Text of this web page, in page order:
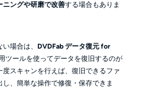
ニングや研磨で改善する場合もありま
場合は、 DVDFab データ復元 for
ツールを使ってデータを復旧するのが
度スキャンを行えば、復旧できるファ
し、簡単な操作で修復・保存できま